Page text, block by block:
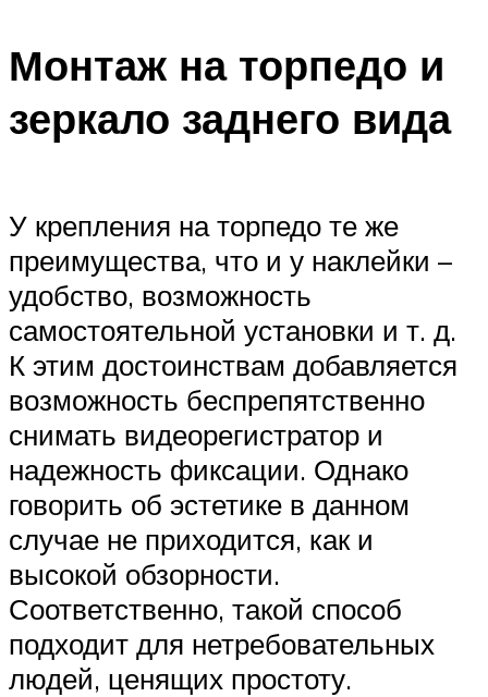
Монтаж на торпедо и
зеркало заднего вида
У крепления на торпедо те же
преимущества, что и у наклейки –
удобство, возможность
самостоятельной установки и т. д.
К этим достоинствам добавляется
возможность беспрепятственно
снимать видеорегистратор и
надежность фиксации. Однако
говорить об эстетике в данном
случае не приходится, как и
высокой обзорности.
Соответственно, такой способ
подходит для нетребовательных
людей, ценящих простоту.